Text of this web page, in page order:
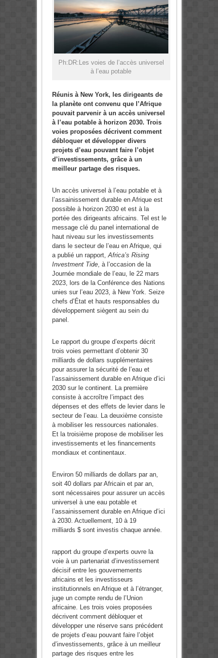
Ph:DR:Les voies de l’accès universel
à l’eau potable
Réunis à New York, les dirigeants de
la planète ont convenu que l’Afrique
pouvait parvenir à un accès universel
à l’eau potable à horizon 2030. Trois
voies proposées décrivent comment
débloquer et développer divers
projets d’eau pouvant faire l’objet
d’investissements, grâce à un
meilleur partage des risques.
Un accès universel à l’eau potable et à
l’assainissement durable en Afrique est
possible à horizon 2030 et est à la
portée des dirigeants africains. Tel est le
message clé du panel international de
haut niveau sur les investissements
dans le secteur de l’eau en Afrique, qui
a publié un rapport,Africa’s Rising
Investment Tide, à l’occasion de la
Journée mondiale de l’eau, le 22 mars
2023, lors de la Conférence des Nations
unies sur l’eau 2023, à New York. Seize
chefs d’État et hauts responsables du
développement siègent au sein du
panel.
Le rapport du groupe d’experts décrit
trois voies permettant d’obtenir 30
milliards de dollars supplémentaires
pour assurer la sécurité de l’eau et
l’assainissement durable en Afrique d’ici
2030 sur le continent. La première
consiste à accroître l’impact des
dépenses et des effets de levier dans le
secteur de l’eau. La deuxième consiste
à mobiliser les ressources nationales.
Et la troisième propose de mobiliser les
investissements et les financements
mondiaux et continentaux.
Environ 50 milliards de dollars par an,
soit 40 dollars par Africain et par an,
sont nécessaires pour assurer un accès
universel à une eau potable et
l’assainissement durable en Afrique d’ici
à 2030. Actuellement, 10 à 19
milliards $ sont investis chaque année.
rapport du groupe d’experts ouvre la
voie à un partenariat d’investissement
décisif entre les gouvernements
africains et les investisseurs
institutionnels en Afrique et à l’étranger,
juge un compte rendu de l’Union
africaine. Les trois voies proposées
décrivent comment débloquer et
développer une réserve sans précédent
de projets d’eau pouvant faire l’objet
d’investissements, grâce à un meilleur
partage des risques entre les